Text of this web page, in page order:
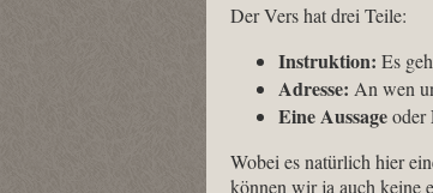
Der Vers hat drei Teile:
Instruktion: Es
Adresse: An wen
Eine Aussageoder
Wobei es natürlich hier
können wir ja auch keine